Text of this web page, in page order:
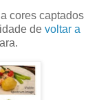
cores captados
de voltar a